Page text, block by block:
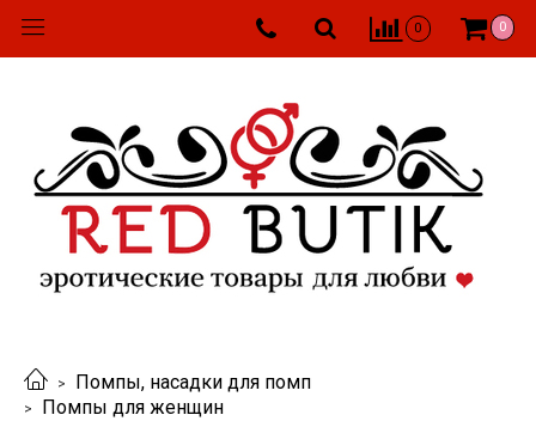
0 0
Помпы, насадки для помп
Помпы для женщин